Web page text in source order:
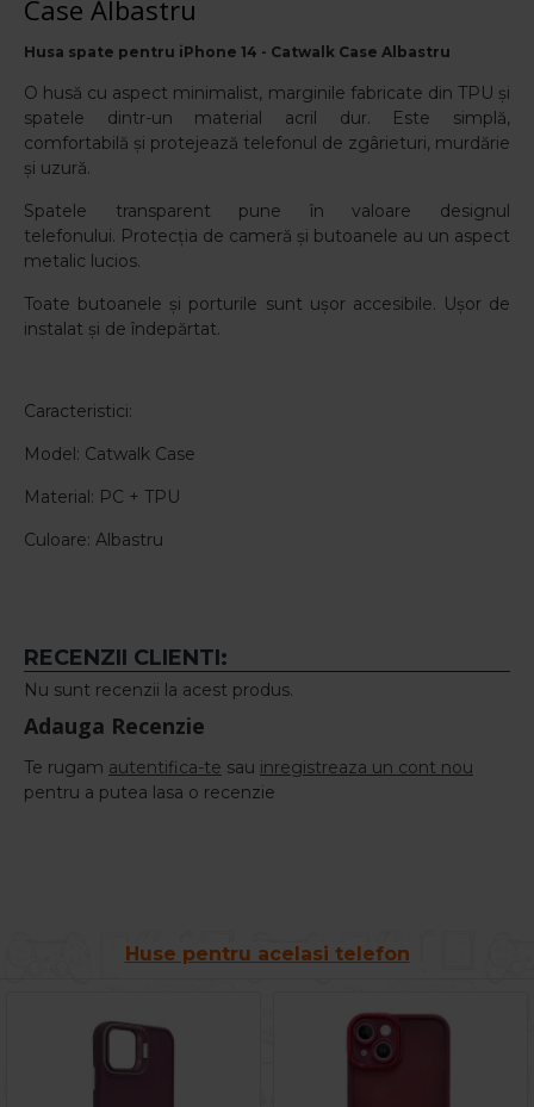
Case Albastru
Husa spate pentru iPhone 14 - Catwalk Case Albastru
O husă cu aspect minimalist, marginile fabricate din TPU și
spatele dintr-un material acril dur. Este simplă,
comfortabilă și protejează telefonul de zgârieturi, murdărie
și uzură.
Spatele transparent pune în valoare designul
telefonului. Protecția de cameră și butoanele au un aspect
metalic lucios.
Toate butoanele și porturile sunt ușor accesibile. Ușor de
instalat și de îndepărtat.
Caracteristici:
Model: Catwalk Case
Material: PC + TPU
Culoare: Albastru
RECENZII CLIENTI:
Nu sunt recenzii la acest produs.
Adauga Recenzie
Te rugam autentifica-te sau inregistreaza un cont nou
pentru a putea lasa o recenzie
Huse pentru acelasi telefon